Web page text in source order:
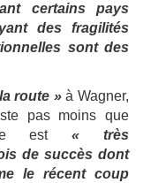
certains pays
des fragilités
sont des
route »à Wagner,
pas moins que
est« très
de succès dont
le récent coup